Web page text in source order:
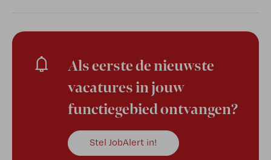
Als eerste de nieuwste
vacatures in jouw
functiegebied ontvangen?
Stel JobAlert in!